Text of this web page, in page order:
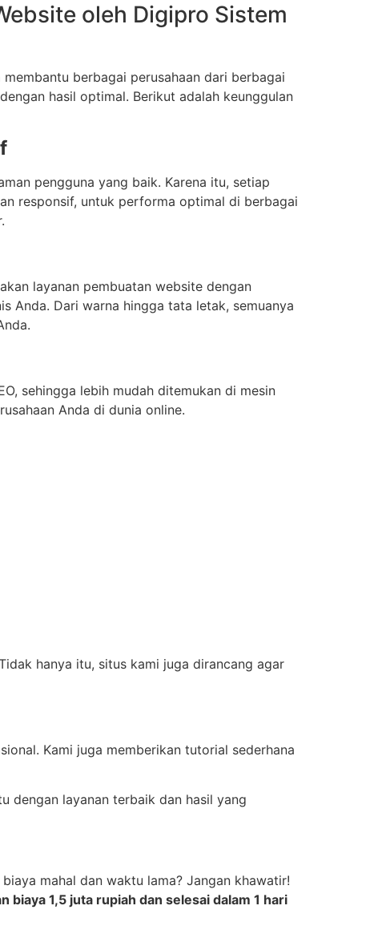
oleh Digipro Sistem
berbagai perusahaan dari berbagai
hasil optimal. Berikut adalah keunggulan
pengguna yang baik. Karena itu, setiap
responsif, untuk performa optimal di berbagai
layanan pembuatan website dengan
Anda. Dari warna hingga tata letak, semuanya
sehingga lebih mudah ditemukan di mesin
Anda di dunia online.
hanya itu, situs kami juga dirancang agar
Kami juga memberikan tutorial sederhana
dengan layanan terbaik dan hasil yang
mahal dan waktu lama? Jangan khawatir!
biaya 1,5 juta rupiah dan selesai dalam 1 hari